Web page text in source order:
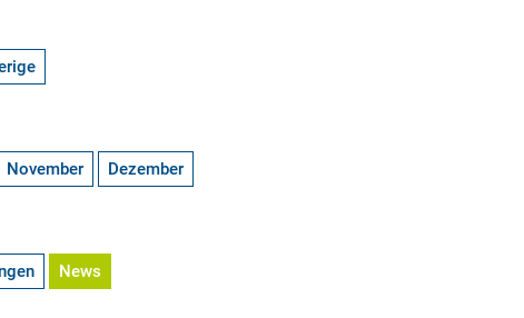
November Dezember
News